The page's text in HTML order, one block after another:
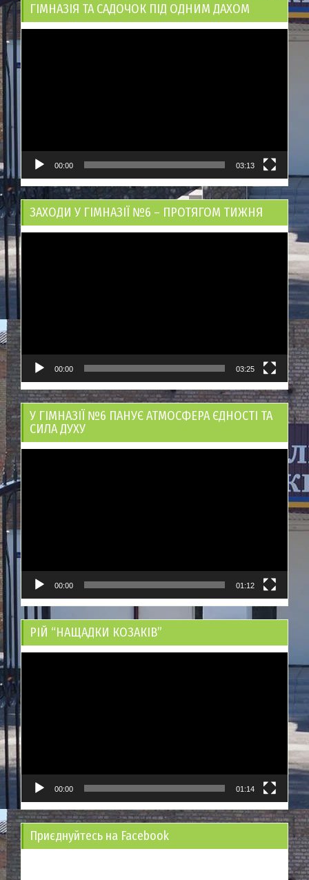
ГІМНАЗІЯ ТА САДОЧОК ПІД ОДНИМ ДАХОМ
00:00 03:13
ЗАХОДИ У ГІМНАЗІЇ №6 – ПРОТЯГОМ ТИЖНЯ
00:00 03:25
У ГІМНАЗІЇ №6 ПАНУЄ АТМОСФЕРА ЄДНОСТІ ТА
СИЛА ДУХУ
00:00 01:12
РІЙ “НАЩАДКИ КОЗАКІВ”
00:00 01:14
Приєднуйтесь на Facebook